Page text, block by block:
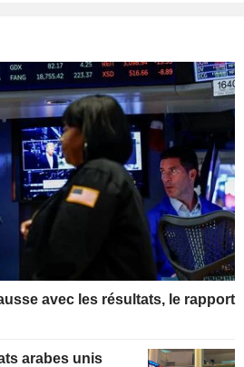
avec les résultats, le rapport
arabes unis